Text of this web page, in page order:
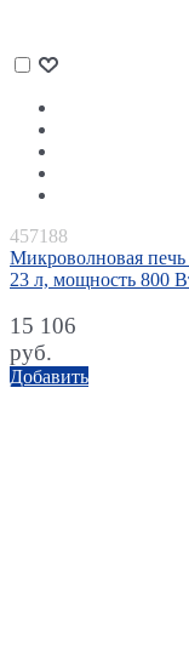
457188
Микроволновая
23 л, мощность 800
15 106
руб.
Добавить